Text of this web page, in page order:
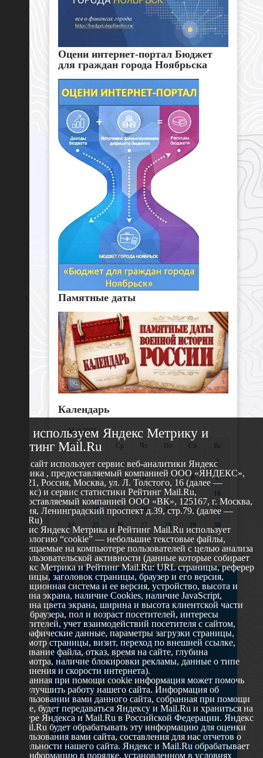
Оцени интернет-портал Бюджет
для граждан города Ноябрьска
Памятные даты
Календарь
«Май 2021 »
Пн
Вт Ср Чт Пт Сб
Вс
1
2
3
4 5 6 7 8
9
10
11 12 13 14 15
16
17
18 19 20 21 22
23
24
25 26 27 28 29
30
31
О сайте
629802 г. Ноябрьск, ул. Республики, 49
Телефон: +7 (3496) 35-37-49
E-mail: udsm@noyabrsk.yanao.ru
Другие ресурсы
Администрация города Ноябрьска
Департамент образования города Ноябрьска
Департамент молодежной политики и туризма ЯНАО
Окружной молодежный центр
Федеральное агенство по делам молодежи
Туристско-информационный центр Ноябрьска
Мы используем Яндекс Метрику и
Рейтинг Mail.Ru
Этот сайт использует сервис веб-аналитики Яндекс
Метрика , предоставляемый компанией ООО «ЯНДЕКС»,
119021, Россия, Москва, ул. Л. Толстого, 16 (далее —
Яндекс) и сервис статистики Рейтинг Mail.Ru,
предоставляемый компанией ООО «ВК», 125167, г. Москва,
Россия, Ленинградский проспект д.39, стр.79. (далее —
Mail.Ru)
Сервис Яндекс Метрика и Рейтинг Mail.Ru использует
технологию “cookie” — небольшие текстовые файлы,
размещаемые на компьютере пользователей с целью анализа
их пользовательской активности (данные которые собирает
Яндекс Метрика и Рейтинг Mail.Ru: URL страницы, реферер
страницы, заголовок страницы, браузер и его версия,
операционная система и ее версия, устройство, высота и
ширина экрана, наличие Cookies, наличие JavaScript,
глубина цвета экрана, ширина и высота клиентской части
окна браузера, пол и возраст посетителей, интересы
посетителей, учет взаимодействий посетителя с сайтом,
географические данные, параметры загрузки страницы,
просмотр страницы, визит, переход по внешней ссылке,
cкачивание файла, отказ, время на сайте, глубина
просмотра, наличие блокировки рекламы, данные о типе
соединения и скорости интернета).
Собранная при помощи cookie информация может помочь
нам улучшить работу нашего сайта. Информация об
использовании вами данного сайта, собранная при помощи
cookie, будет передаваться Яндексу и Mail.Ru и храниться на
сервере Яндекса и Mail.Ru в Российской Федерации. Яндекс
и Mail.Ru будет обрабатывать эту информацию для оценки
использования вами сайта, составления для нас отчетов о
деятельности нашего сайта. Яндекс и Mail.Ru обрабатывает
эту информацию в порядке, установленном в условиях